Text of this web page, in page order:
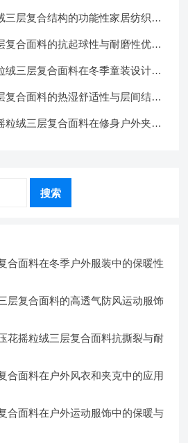
三层复合结构的功能性家居纺织品
复合面料的抗起球性与耐磨性优化
绒三层复合面料在冬季童装设计中
复合面料的热湿舒适性与层间结合
粒绒三层复合面料在修身户外夹克
搜索
合面料在冬季户外服装中的保暖性
层复合面料的高透气防风运动服饰
花摇粒绒三层复合面料抗撕裂与耐
合面料在户外风衣和夹克中的应用
合面料在户外运动服饰中的保暖与